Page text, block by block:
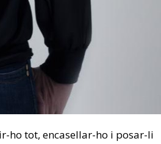
ho tot, encasellar-ho i posar-li